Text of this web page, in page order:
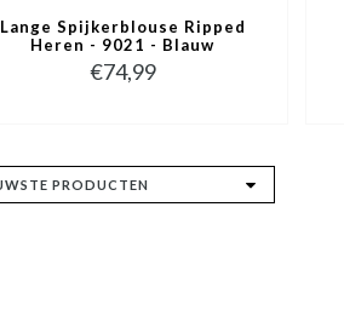
Lange Spijkerblouse Ripped
Heren - 9021 - Blauw
€74,99